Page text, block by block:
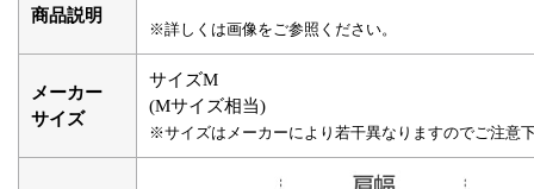
商品説明
※詳しくは画像をご参照ください。
メーカー
サイズ
サイズM
(Mサイズ相当)
※サイズはメーカーにより若干異なりますのでご注意